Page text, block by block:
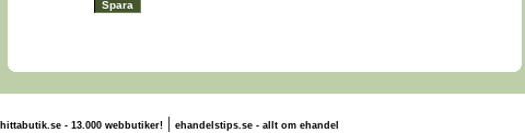
hittabutik.se - 13.000 webbutiker!| ehandelstips.se - allt om ehandel